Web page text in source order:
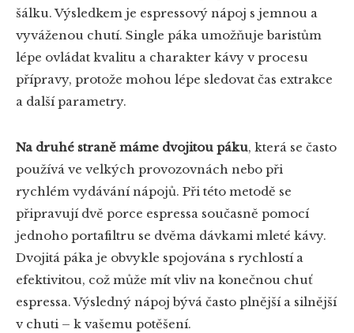
šálku. Výsledkem je espressový nápoj s jemnou a
vyváženou chutí. Single páka umožňuje baristům
lépe ovládat kvalitu a charakter kávy v procesu
přípravy, protože mohou lépe sledovat čas extrakce
a další parametry.
Na druhé straně máme dvojitou páku, která se často
používá ve velkých provozovnách nebo při
rychlém vydávání nápojů. Při této metodě se
připravují dvě porce espressa současně pomocí
jednoho portafiltru se dvěma dávkami mleté kávy.
Dvojitá páka je obvykle spojována s rychlostí a
efektivitou, což může mít vliv na konečnou chuť
espressa. Výsledný nápoj bývá často plnější a silnější
v chuti – k vašemu potěšení.